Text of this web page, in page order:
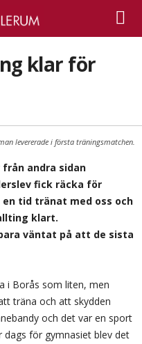
klar för
levererade i första träningsmatchen.
andra sidan
fick räcka för
en tid tränat med oss och
klart.
väntat på att de sista
i Borås som liten, men
träna och att skydden
och det var en sport
för gymnasiet blev det